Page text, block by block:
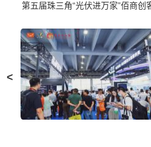
第五届珠三角“光伏进万家”佰商
<